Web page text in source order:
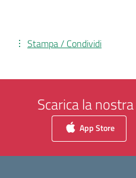
Stampa / Condividi
Scarica la
App Store